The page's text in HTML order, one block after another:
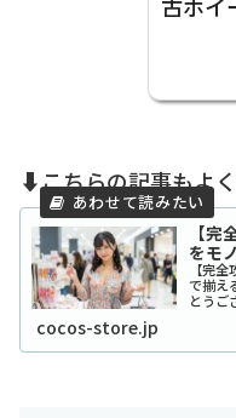
⬇️こちらの記事もよ
【
をモ
【完
で揃え
とうご
をワ
のシ
cocos-store.jp